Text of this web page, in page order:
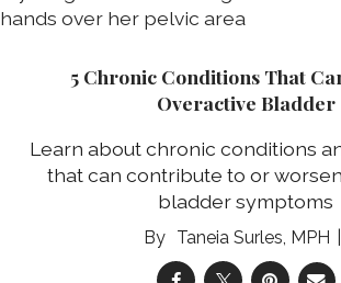
5 Chronic Conditions That
Overactive Bladder
Learn about chronic conditions
that can contribute to or
bladder symptoms
Taneia Surles, MPH